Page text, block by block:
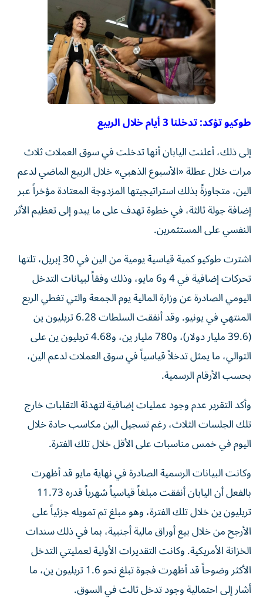
طوكيو تؤكد: تدخلنا 3 أيام خلال الربيع
إلى ذلك، أعلنت اليابان أنها تدخلت في سوق العملات ثلاث
مرات خلال عطلة «الأسبوع الذهبي» خلال الربيع الماضي لدعم
الين، متجاوزةً بذلك استراتيجيتها المزدوجة المعتادة مؤخراً عبر
إضافة جولة ثالثة، في خطوة تهدف على ما يبدو إلى تعظيم الأثر
النفسي على المستثمرين.
اشترت طوكيو كمية قياسية يومية من الين في 30 إبريل، تلتها
تحركات إضافية في 4 و6 مايو، وذلك وفقاً لبيانات التدخل
اليومي الصادرة عن وزارة المالية يوم الجمعة والتي تغطي الربع
المنتهي في يونيو. وقد أنفقت السلطات 6.28 تريليون ين
(39.6 مليار دولار)، و780 مليار ين، و4.68 تريليون ين على
التوالي، ما يمثل تدخلاً قياسياً في سوق العملات لدعم الين،
بحسب الأرقام الرسمية.
وأكد التقرير عدم وجود عمليات إضافية لتهدئة التقلبات خارج
تلك الجلسات الثلاث، رغم تسجيل الين مكاسب حادة خلال
اليوم في خمس مناسبات على الأقل خلال تلك الفترة.
وكانت البيانات الرسمية الصادرة في نهاية مايو قد أظهرت
بالفعل أن اليابان أنفقت مبلغاً قياسياً شهرياً قدره 11.73
تريليون ين خلال تلك الفترة، وهو مبلغ تم تمويله جزئياً على
الأرجح من خلال بيع أوراق مالية أجنبية، بما في ذلك سندات
الخزانة الأمريكية. وكانت التقديرات الأولية لعمليتي التدخل
الأكثر وضوحاً قد أظهرت فجوة تبلغ نحو 1.6 تريليون ين، ما
أشار إلى احتمالية وجود تدخل ثالث في السوق.